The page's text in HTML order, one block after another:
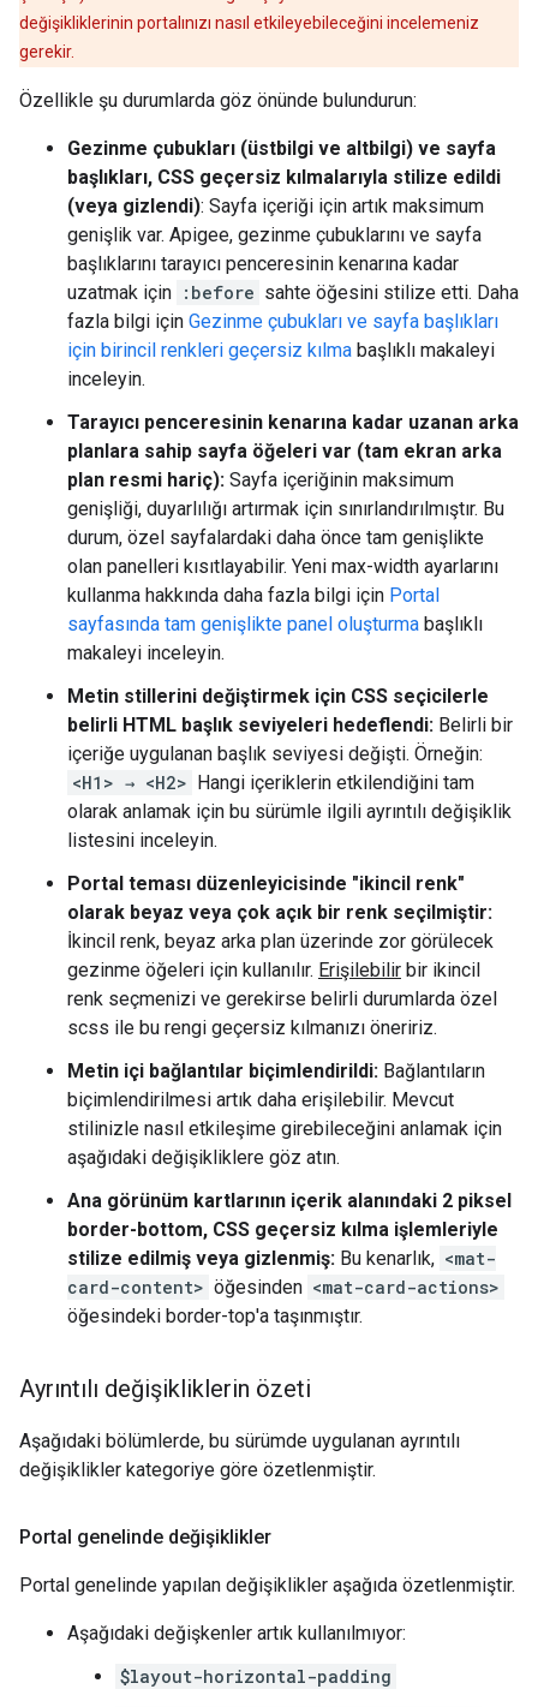
değişikliklerinin portalınızı nasıl etkileyebileceğini incelemeniz
gerekir.
Özellikle şu durumlarda göz önünde bulundurun:
Gezinme çubukları (üstbilgi ve altbilgi) ve sayfa
başlıkları, CSS geçersiz kılmalarıyla stilize edildi
(veya gizlendi): Sayfa içeriği için artık maksimum
genişlik var. Apigee, gezinme çubuklarını ve sayfa
başlıklarını tarayıcı penceresinin kenarına kadar
uzatmak için :before sahte öğesini stilize etti. Daha
fazla bilgi için Gezinme çubukları ve sayfa başlıkları
için birincil renkleri geçersiz kılma başlıklı makaleyi
inceleyin.
Tarayıcı penceresinin kenarına kadar uzanan arka
planlara sahip sayfa öğeleri var (tam ekran arka
plan resmi hariç): Sayfa içeriğinin maksimum
genişliği, duyarlılığı artırmak için sınırlandırılmıştır. Bu
durum, özel sayfalardaki daha önce tam genişlikte
olan panelleri kısıtlayabilir. Yeni max-width ayarlarını
kullanma hakkında daha fazla bilgi için Portal
sayfasında tam genişlikte panel oluşturma başlıklı
makaleyi inceleyin.
Metin stillerini değiştirmek için CSS seçicilerle
belirli HTML başlık seviyeleri hedeflendi: Belirli bir
içeriğe uygulanan başlık seviyesi değişti. Örneğin:
<H1> → <H2> Hangi içeriklerin etkilendiğini tam
olarak anlamak için bu sürümle ilgili ayrıntılı değişiklik
listesini inceleyin.
Portal teması düzenleyicisinde "ikincil renk"
olarak beyaz veya çok açık bir renk seçilmiştir:
İkincil renk, beyaz arka plan üzerinde zor görülecek
gezinme öğeleri için kullanılır. Erişilebilir bir ikincil
renk seçmenizi ve gerekirse belirli durumlarda özel
scss ile bu rengi geçersiz kılmanızı öneririz.
Metin içi bağlantılar biçimlendirildi: Bağlantıların
biçimlendirilmesi artık daha erişilebilir. Mevcut
stilinizle nasıl etkileşime girebileceğini anlamak için
aşağıdaki değişikliklere göz atın.
Ana görünüm kartlarının içerik alanındaki 2 piksel
border-bottom, CSS geçersiz kılma işlemleriyle
stilize edilmiş veya gizlenmiş: Bu kenarlık, <mat-
card-content> öğesinden <mat-card-actions>
öğesindeki border-top'a taşınmıştır.
Ayrıntılı değişikliklerin özeti
Aşağıdaki bölümlerde, bu sürümde uygulanan ayrıntılı
değişiklikler kategoriye göre özetlenmiştir.
Portal genelinde değişiklikler
Portal genelinde yapılan değişiklikler aşağıda özetlenmiştir.
Aşağıdaki değişkenler artık kullanılmıyor:
$layout-horizontal-padding